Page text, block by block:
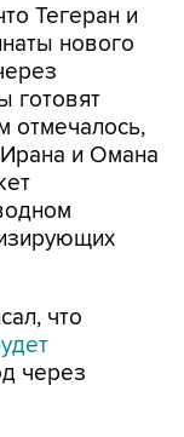
Тегеран и
нового
готовят
отмечалось,
и Омана
что
через